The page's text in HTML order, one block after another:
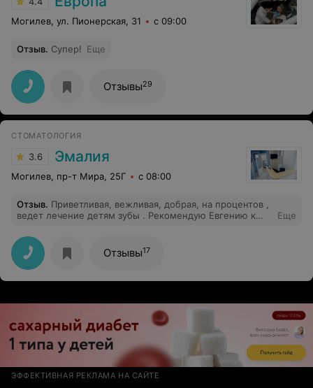
Могилев, ул. Пионерская, 31 с 09:00
Отзыв. Супер! Еще
Отзывы29
СТОМАТОЛОГИЯ
3.6 Эмалия
Могилев, пр-т Мира, 25Г с 08:00
Отзыв. Приветливая, вежливая, добрая, на процентов ,
ведет лечение детям зубы . Рекомендую Евгению к
Большое-пребольшое спасибо человеческое и
здоровья , счастья любви удачи успехов во всем .
Передает мой сын Коротченко Данила.
Еще
Отзывы17
ЭФФЕКТИВНАЯ РЕКЛАМА НА САЙТЕ